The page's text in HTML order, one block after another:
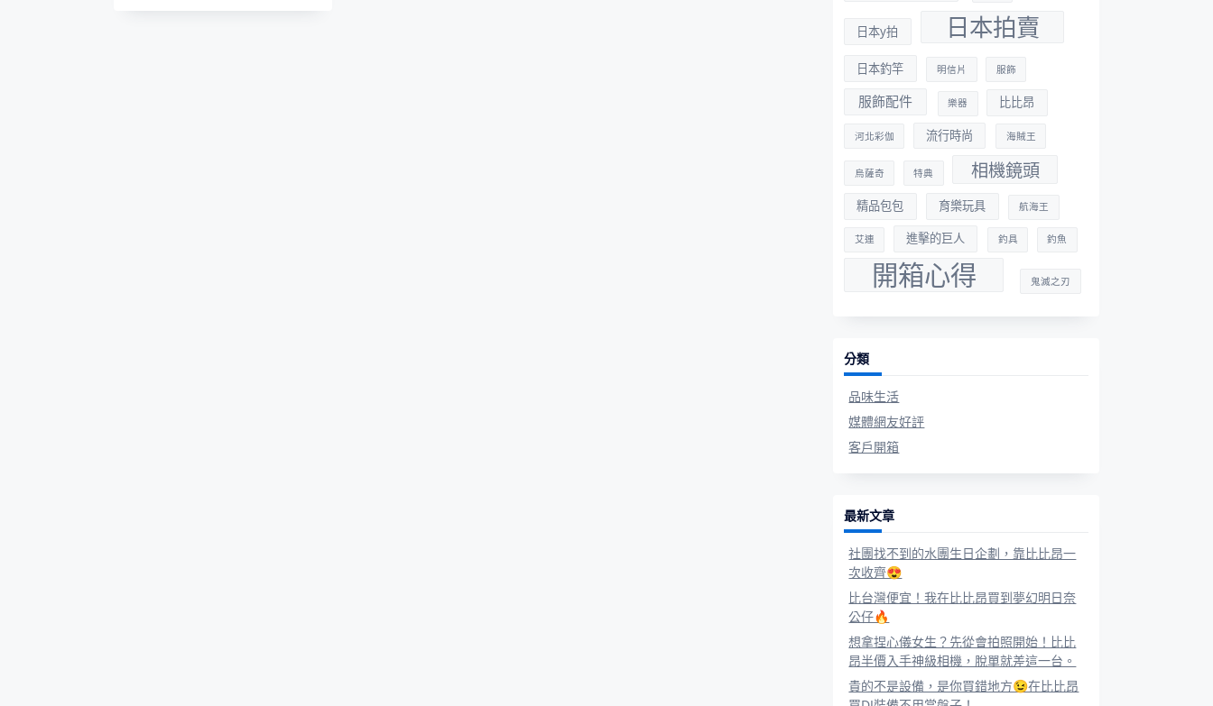
日本y拍 日本拍賣
日本釣竿 明信片 服飾
服飾配件 樂器 比比昂
河北彩伽 流行時尚 海賊王
烏薩奇 特典 相機鏡頭
精品包包 育樂玩具 航海王
艾連 進擊的巨人 釣具 釣魚
開箱心得 鬼滅之刃
分類
品味生活
媒體網友好評
客戶開箱
最新文章
社團找不到的水團生日企劃，靠比比昂一
次收齊😍
比台灣便宜！我在比比昂買到夢幻明日奈
公仔🔥
想拿捏心儀女生？先從會拍照開始！比比
昂半價入手神級相機，脫單就差這一台。
貴的不是設備，是你買錯地方😉在比比昂